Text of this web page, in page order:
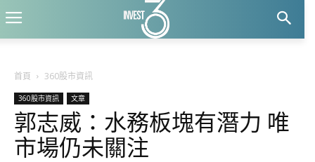
首頁 360股市資訊
360股市資訊 文章
郭志威：水務板塊有潛力 唯
市場仍未關注